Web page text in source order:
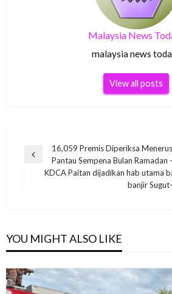
Malaysia News
malaysia news
View all posts
Post
navigation
Previous
16,059 Premis Diperiksa
Pantau Sempena Bulan Ramadan
KDCA Paitan dijadikan hab utama
banjir
YOU MIGHT ALSO LIKE